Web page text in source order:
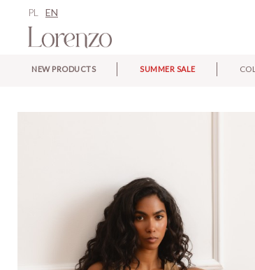
PL EN
NEW PRODUCTS SUMMER SALE